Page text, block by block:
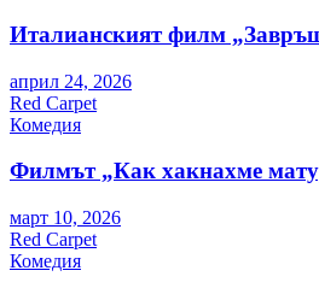
Италианският филм
април 24, 2026
Red Carpet
Комедия
Филмът „Как хакнахме
март 10, 2026
Red Carpet
Комедия